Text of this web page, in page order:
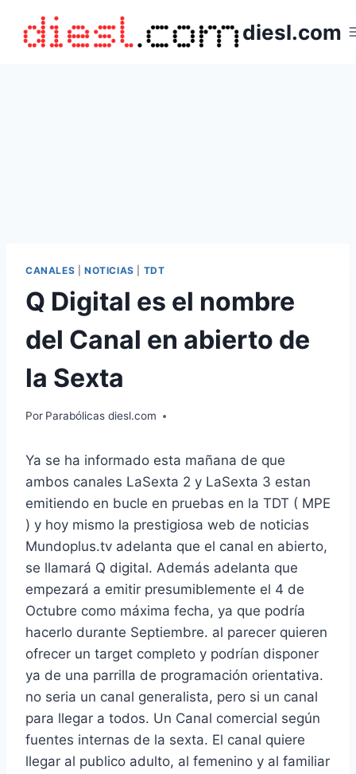
contenido
diesl.com
CANALES NOTICIAS TDT
Q Digital es el nombre
del Canal en abierto de
la Sexta
Por Parabólicas diesl.com
Ya se ha informado esta mañana de que
ambos canales LaSexta 2 y LaSexta 3 estan
emitiendo en bucle en pruebas en la TDT ( MPE
) y hoy mismo la prestigiosa web de noticias
Mundoplus.tv adelanta que el canal en abierto,
se llamará Q digital. Además adelanta que
empezará a emitir presumiblemente el 4 de
Octubre como máxima fecha, ya que podría
hacerlo durante Septiembre. al parecer quieren
ofrecer un target completo y podrían disponer
ya de una parrilla de programación orientativa.
no seria un canal generalista, pero si un canal
para llegar a todos. Un Canal comercial según
fuentes internas de la sexta. El canal quiere
llegar al publico adulto, al femenino y al familiar